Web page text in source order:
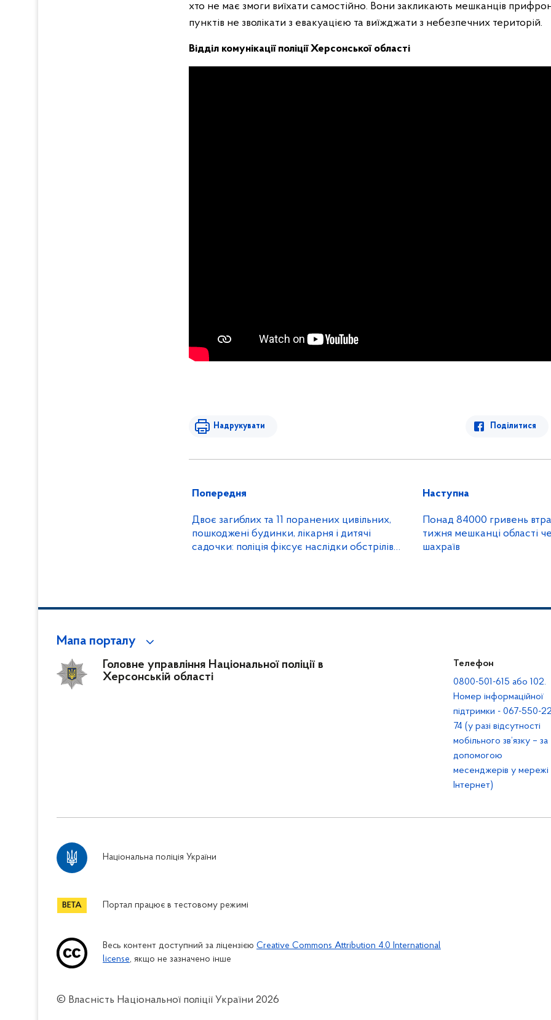
хто не має змоги виїхати самостійно. Вони закликають мешканців
пунктів не зволікати з евакуацією та виїжджати з небезпечних територій.
Відділ комунікації поліції Херсонської області
Надрукувати Поділитися
Попередня
Двоє загиблих та 11 поранених цивільних,
пошкоджені будинки, лікарня і дитячі
садочки: поліція фіксує наслідки обстрілів
Наступна
Понад 84000 гривень
тижня мешканці області
шахраїв
Мапа порталу
Головне управління Національної поліції в
Херсонській області
Телефон
0800-501-615 або 102.
Номер інформаційної
підтримки - 067-550-
74 (у разі відсутності
мобільного зв’язку – за
допомогою
месенджерів у мережі
Інтернет)
Національна поліція України
Портал працює в тестовому режимі
Весь контент доступний за ліцензією Creative Commons Attribution 4.0 International
license, якщо не зазначено інше
© Власність Національної поліції України 2026